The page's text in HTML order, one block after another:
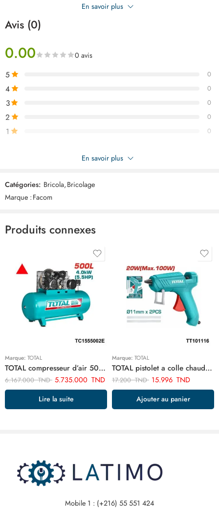
En savoir plus
Avis (0)
0.00 0 avis
5 0
4 0
3 0
2 0
1 0
Soyez le premier à donner votre avis sur “FACOM metre 8m
antichoc ART02224”
Commentaires
Il n'y a pas encore de critiques.
En savoir plus
Catégories: Bricola,Bricolage
Marque :Facom
Produits connexes
Marque: TOTAL
TOTAL compresseur d’air 500 litre 5.5hp TC1555002E
6.167.000TND 5.735.000 TND
Lire la suite
Marque: TOTAL
TOTAL pistolet a colle chaude 100w TT101116
17.200TND 15.996 TND
Ajouter au panier
Mobile 1 : (+216) 55 551 424